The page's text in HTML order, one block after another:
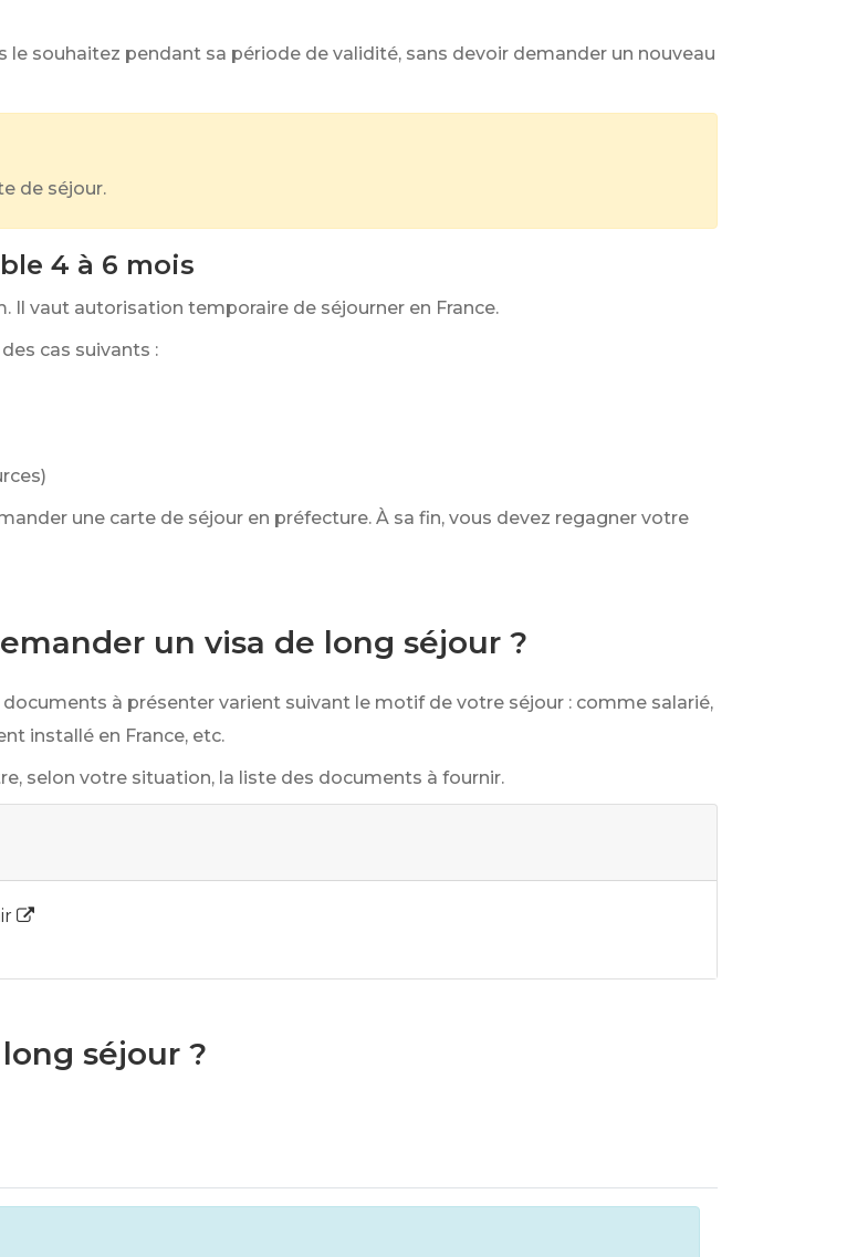
souhaitez pendant sa période de validité, sans devoir demander un nouveau
de séjour.
4 à 6 mois
Il vaut autorisation temporaire de séjourner en France.
cas suivants :
une carte de séjour en préfecture. À sa fin, vous devez regagner votre
un visa de long séjour ?
à présenter varient suivant le motif de votre séjour : comme salarié,
installé en France, etc.
selon votre situation, la liste des documents à fournir.
séjour ?